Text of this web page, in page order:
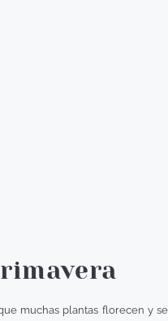
muchas plantas florecen y se